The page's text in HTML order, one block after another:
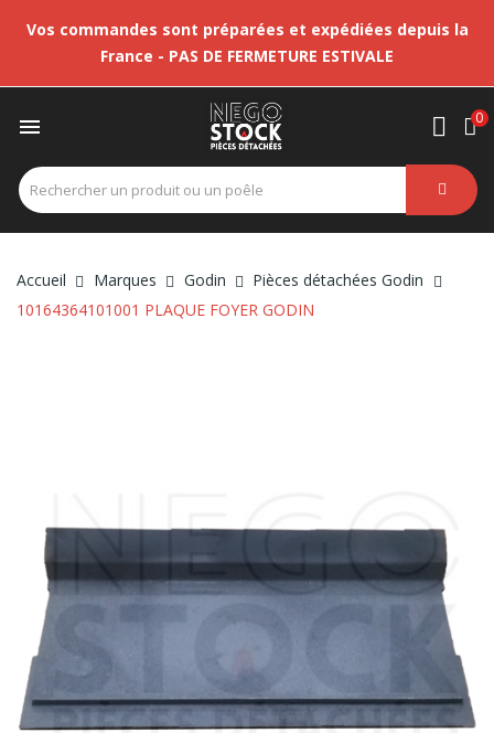
Vos commandes sont préparées et expédiées depuis la
France - PAS DE FERMETURE ESTIVALE
 0
Accueil Marques Godin
Pièces détachées Godin
10164364101001 PLAQUE FOYER GODIN